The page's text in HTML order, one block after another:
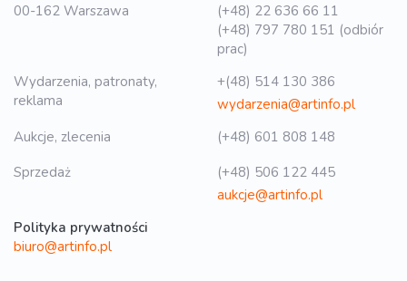
00-162 Warszawa
(+48) 22 636 66 11
(+48) 797 780 151 (odbiór
prac)
Wydarzenia, patronaty,
reklama
+(48) 514 130 386
wydarzenia@artinfo.pl
Aukcje, zlecenia
(+48) 601 808 148
Sprzedaż
(+48) 506 122 445
aukcje@artinfo.pl
Polityka prywatności
biuro@artinfo.pl